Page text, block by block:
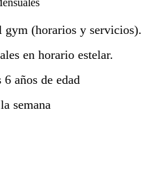
(horarios y servicios).
en horario estelar.
años de edad
semana